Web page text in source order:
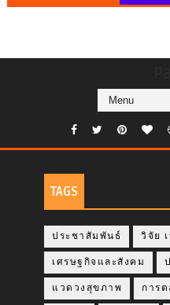
TAGS
ประชาสัมพันธ์ วิจัย
เศรษฐกิจและสังคม
แวดวงสุขภาพ การ